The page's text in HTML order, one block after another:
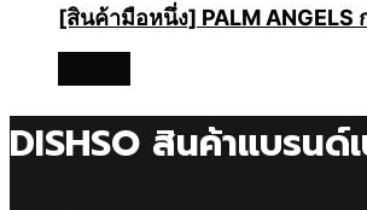
[สินค้ามือหนึ่ง] PALM
DISHSO สินค้าแบรนด์